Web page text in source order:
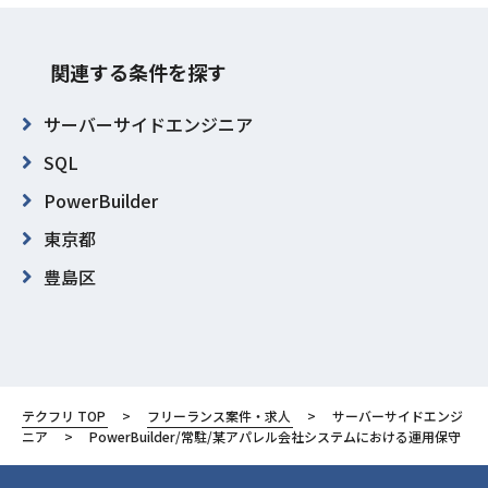
関連する条件を探す
サーバーサイドエンジニア
SQL
PowerBuilder
東京都
豊島区
テクフリ TOP フリーランス案件・求人
サーバーサイドエンジ
ニア
PowerBuilder/常駐/某アパレル会社システムにおける運用保守